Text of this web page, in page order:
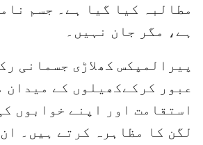
مطالبہ کیا گیا ہے۔ جسم
ہے، مگر جان نہیں۔
پیرالمپکس کھلاڑی جسمانی
عبور کرکےکھیلوں کے میدان
استقامت اور اپنے خوابوں
لگن کا مظاہرہ کرتے ہیں۔ ان